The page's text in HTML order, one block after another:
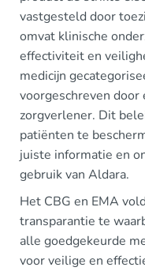
vastgesteld door
omvat klinische
effectiviteit en
medicijn
voorgeschreven
zorgverlener. Dit
patiënten te
juiste informatie en
gebruik van Aldara.
Het CBG en EMA
transparantie te
alle goedgekeurde
voor veilige en